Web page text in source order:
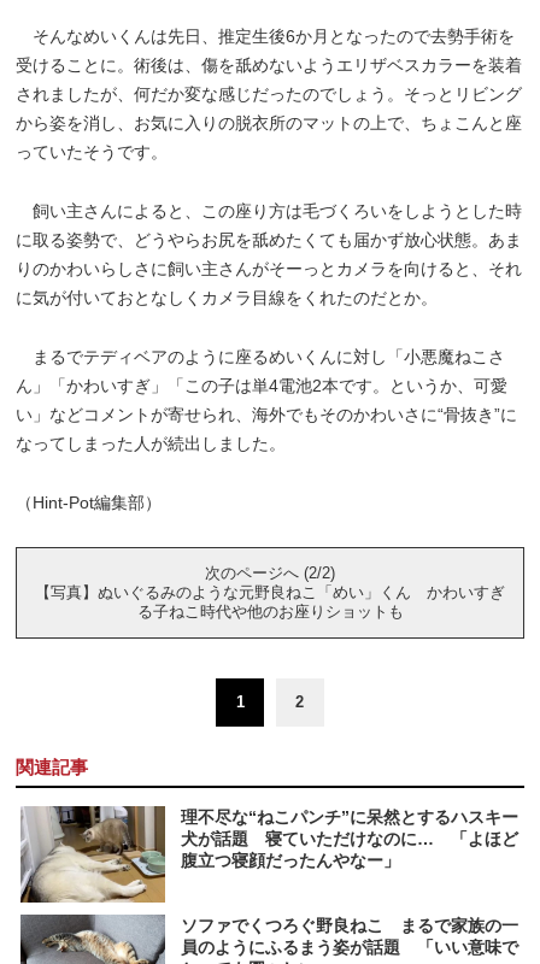
そんなめいくんは先日、推定生後6か月となったので去勢手術を
受けることに。術後は、傷を舐めないようエリザベスカラーを装着
されましたが、何だか変な感じだったのでしょう。そっとリビング
から姿を消し、お気に入りの脱衣所のマットの上で、ちょこんと座
っていたそうです。
飼い主さんによると、この座り方は毛づくろいをしようとした時
に取る姿勢で、どうやらお尻を舐めたくても届かず放心状態。あま
りのかわいらしさに飼い主さんがそーっとカメラを向けると、それ
に気が付いておとなしくカメラ目線をくれたのだとか。
まるでテディベアのように座るめいくんに対し「小悪魔ねこさ
ん」「かわいすぎ」「この子は単4電池2本です。というか、可愛
い」などコメントが寄せられ、海外でもそのかわいさに“骨抜き”に
なってしまった人が続出しました。
（Hint-Pot編集部）
次のページへ (2/2)
【写真】ぬいぐるみのような元野良ねこ「めい」くん かわいすぎ
る子ねこ時代や他のお座りショットも
1 2
関連記事
理不尽な“ねこパンチ”に呆然とするハスキー
犬が話題 寝ていただけなのに… 「よほど
腹立つ寝顔だったんやなー」
ソファでくつろぐ野良ねこ まるで家族の一
員のようにふるまう姿が話題 「いい意味で